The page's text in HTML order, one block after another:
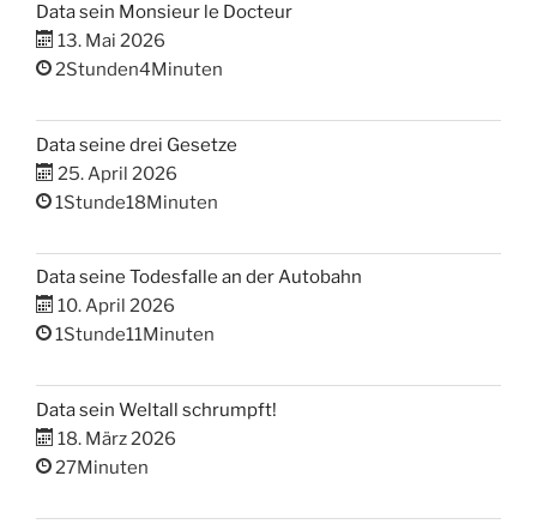
Data sein Monsieur le Docteur
13. Mai 2026
2Stunden4Minuten
Data seine drei Gesetze
25. April 2026
1Stunde18Minuten
Data seine Todesfalle an der Autobahn
10. April 2026
1Stunde11Minuten
Data sein Weltall schrumpft!
18. März 2026
27Minuten